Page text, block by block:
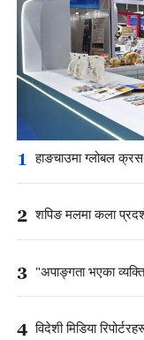
1 हाङचाउमा ग्लोबल
2 शपिङ मलमा कला
3 "अपाङ्गता भएका
4 विदेशी मिडिया